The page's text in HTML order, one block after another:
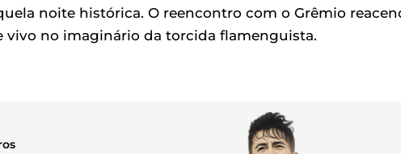
noite histórica. O reencontro com o Grêmio
no imaginário da torcida flamenguista.